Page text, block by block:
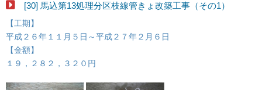
[30] 馬込第13処理分区枝線管きょ改築工事（その1）
【工期】
平成２６年１１月５日～平成２７年２月６日
【金額】
１９，２８２，３２０円